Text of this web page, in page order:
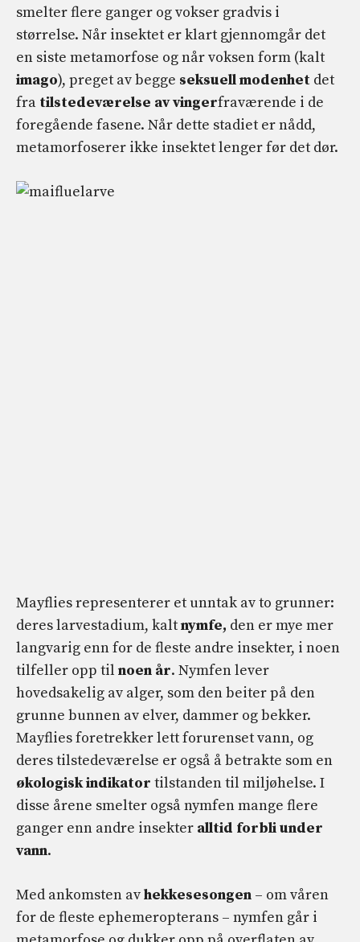
smelter flere ganger og vokser gradvis i
størrelse. Når insektet er klart gjennomgår det
en siste metamorfose og når voksen form (kalt
imago), preget av begge seksuell modenhet det
fra tilstedeværelse av vingerfraværende i de
foregående fasene. Når dette stadiet er nådd,
metamorfoserer ikke insektet lenger før det dør.
Mayflies representerer et unntak av to grunner:
deres larvestadium, kaltnymfe, den er mye mer
langvarig enn for de fleste andre insekter, i noen
tilfeller opp til noen år. Nymfen lever
hovedsakelig av alger, som den beiter på den
grunne bunnen av elver, dammer og bekker.
Mayflies foretrekker lett forurenset vann, og
deres tilstedeværelse er også å betrakte som en
økologisk indikator tilstanden til miljøhelse. I
disse årene smelter også nymfen mange flere
ganger enn andre insekter alltid forbli under
vann.
Med ankomsten avhekkesesongen – om våren
for de fleste ephemeropterans – nymfen går i